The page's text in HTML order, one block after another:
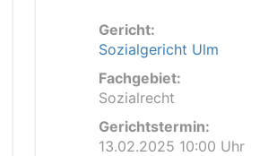
Gericht:
Sozialgericht Ulm
Fachgebiet:
Sozialrecht
Gerichtstermin:
13.02.2025 10:00 Uhr